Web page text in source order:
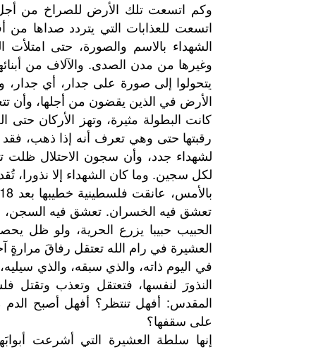
وكم اتسعت تلك الأرض للصراخ من
اتسعت للعذابات التي يتردد صداها
الشهداء بالاسم والصورة، حتى
وغيرها من مدن الصدى. والآلاف من
يتحولوا إلى صورة على جدار، أي
الأرض في الذين يقضون من أجلها، وأن
كانت البطولة مثيرة، وتهز الأركان
رقبتها حتى وهي تعرف أنه إذا ذهب،
لشهداء جدد، وأن سجون الاحتلال
لكل سجين. وما كان الشهداء إلا نذورا،
تعشق فيه الخسران. تعشق فيه السجن،
الحبيب حبيبا يزرع الحرية، ولو ظل
العشيرة في رام الله تعتقل رفاقَ مرارةٍ
في اليوم ذاته، والذي سبقه، والذي
النذورَ لنفسها، فتعتقل وتعذب وتقتل
المقدس: أفهل تنتظر؟ أفهل أصبح
على سقفها؟
إنها سلطة العشيرة التي أشرعت